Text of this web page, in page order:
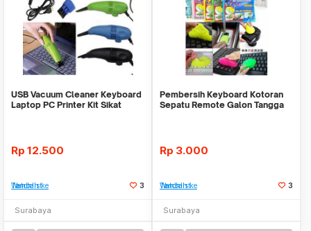
USB Vacuum Cleaner Keyboard
Laptop PC Printer Kit Sikat
Rp 12.500
Tambah ke Watchlist 3
Surabaya
Pembersih Keyboard Kotoran
Sepatu Remote Galon Tangga
Rp 3.000
Tambah ke Watchlist 3
Surabaya